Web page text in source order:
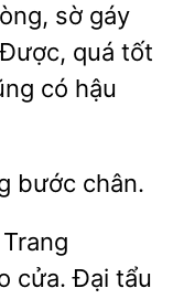
sờ gáy
quá tốt
có hậu
chân.
Đại tẩu